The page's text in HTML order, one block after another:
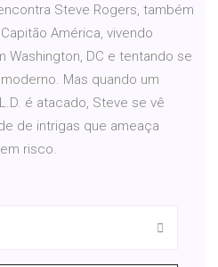
Steve Rogers, também
América, vivendo
Washington, DC e tentando se
Mas quando um
é atacado, Steve se vê
de intrigas que ameaça
risco.